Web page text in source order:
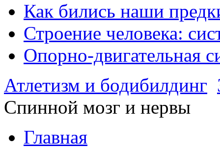
Как бились наши
Строение человека:
Опорно-двигательная
Атлетизм и бодибилдинг
Спинной мозг и нервы
Главная